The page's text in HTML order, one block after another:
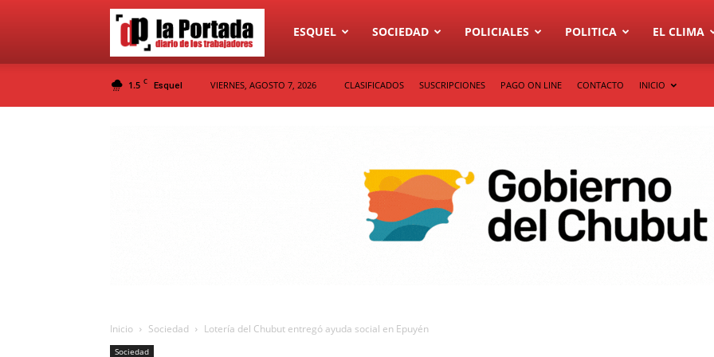
Diario
La
ESQUEL SOCIEDAD POLICIALES POLITICA EL CLIMA
1.5 C Esquel VIERNES, AGOSTO 7, 2026 CLASIFICADOS SUSCRIPCIONES PAGO ON LINE CONTACTO INICIO
Inicio Sociedad Lotería del Chubut entregó ayuda social en Epuyén
Sociedad